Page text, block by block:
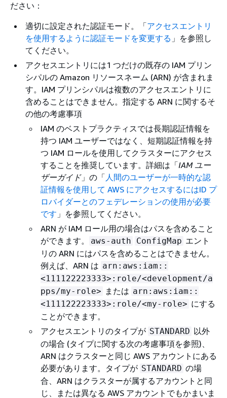
ださい：
適切に設定された認証モード。「アクセスエントリ
を使用するように認証モードを変更する 」を参照し
てください。
アクセスエントリには1 つだけの既存の IAM プリン
シパルの Amazon リソースネーム (ARN) が含まれま
す。IAM プリンシパルは複数のアクセスエントリに
含めることはできません。指定する ARN に関するそ
の他の考慮事項
IAM のベストプラクティスでは長期認証情報を
持つ IAM ユーザーではなく、短期認証情報を持
つ IAM ロールを使用してクラスターにアクセス
することを推奨しています。詳細は「IAM ユー
ザーガイド」の「人間のユーザーが一時的な認
証情報を使用して AWS にアクセスするにはID プ
ロバイダーとのフェデレーションの使用が必要
です 」を参照してください。
ARN が IAM ロール用の場合はパスを含めること
ができます。
aws-auth ConfigMap エント
リの ARN にはパスを含めることはできません。
例えば、ARN は arn:aws:iam::
<111122223333>:role/<development/a
pps/my-role> または arn:aws:iam::
<111122223333>:role/<my-role> にする
ことができます。
アクセスエントリのタイプが STANDARD 以外
の場合 (タイプに関する次の考慮事項を参照)、
ARN はクラスターと同じ AWS アカウントにある
必要があります。タイプが STANDARD の場
合、ARN はクラスターが属するアカウントと同
じ、または異なる AWS アカウントでもかまいま